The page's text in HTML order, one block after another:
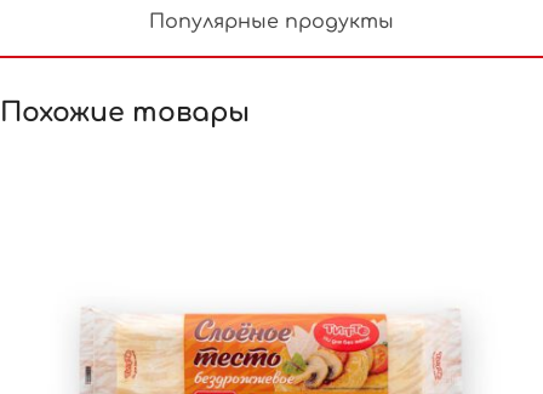
Популярные продукты
Похожие товары